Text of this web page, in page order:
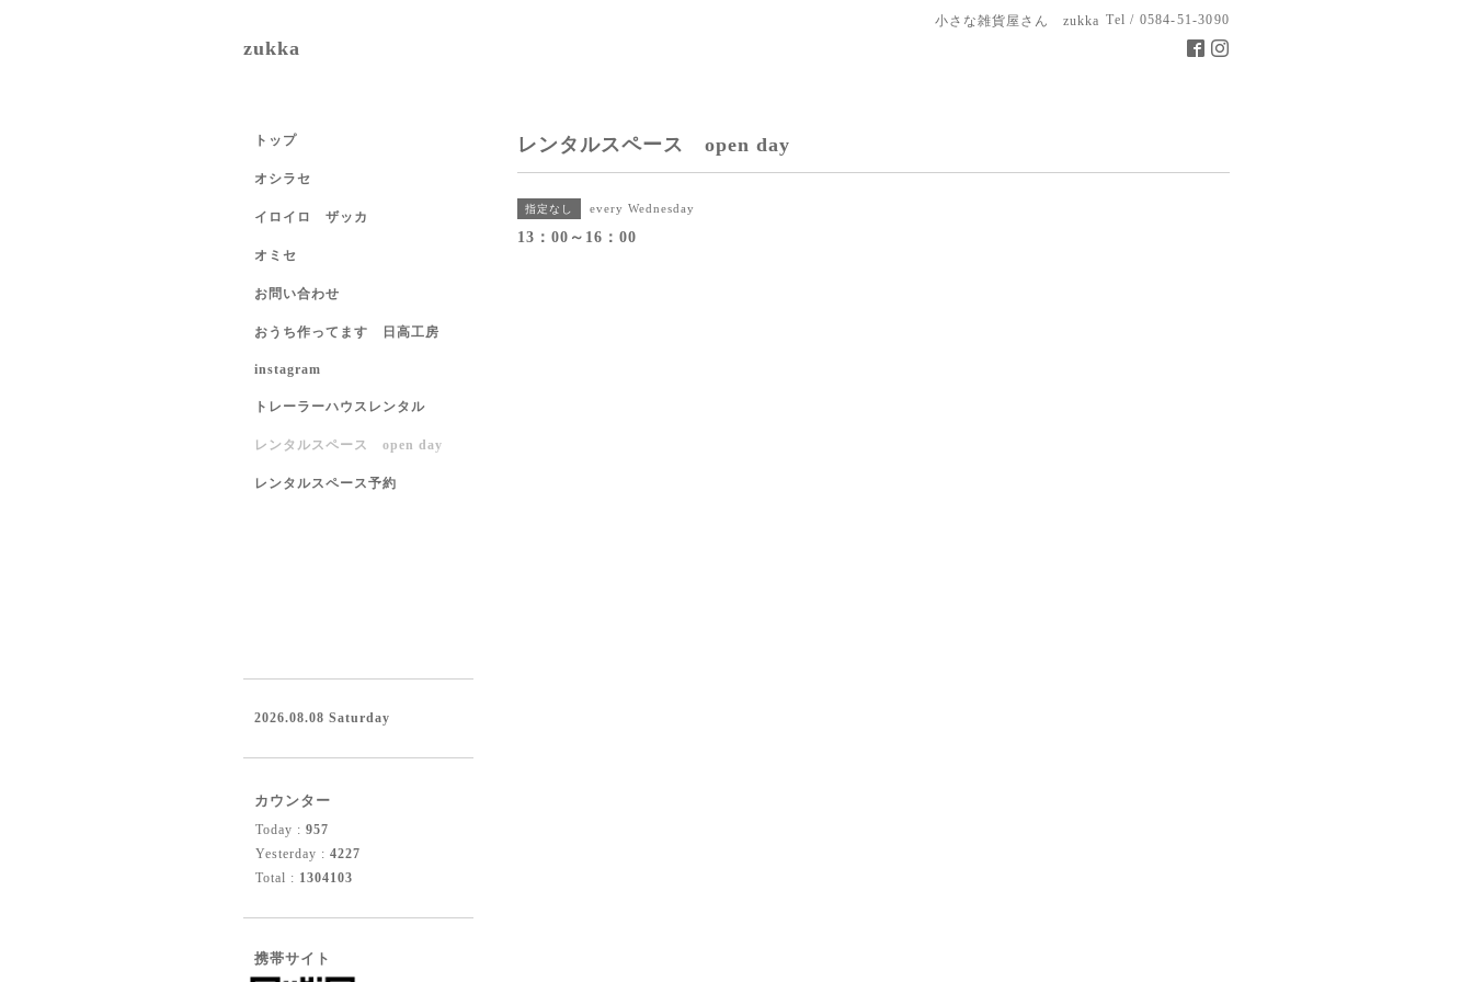
小さな雑貨屋さん zukka Tel / 0584-51-3090
zukka
レンタルスペース open day
指定なし every Wednesday
13：00～16：00
トップ
オシラセ
イロイロ ザッカ
オミセ
お問い合わせ
おうち作ってます 日高工房
instagram
トレーラーハウスレンタル
レンタルスペース open day
レンタルスペース予約
2026.08.08 Saturday
カウンター
Today : 957
Yesterday : 4227
Total : 1304103
携帯サイト